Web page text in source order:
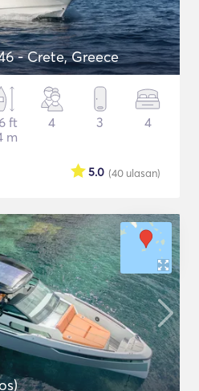
- Crete, Greece
ft
m
4 3 4
(40 ulasan)
5.0